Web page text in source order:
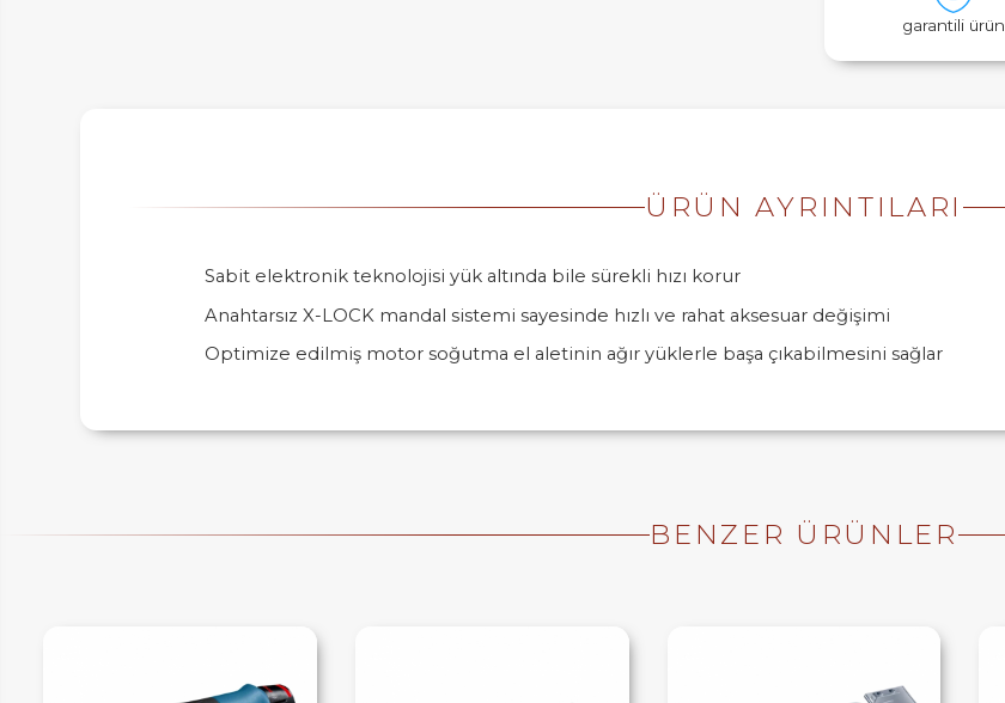
garantili ürün
ÜRÜN AYRINTILARI
Sabit elektronik teknolojisi yük altında bile sürekli hızı korur
Anahtarsız X-LOCK mandal sistemi sayesinde hızlı ve rahat aksesuar değişimi
Optimize edilmiş motor soğutma el aletinin ağır yüklerle başa çıkabilmesini sağlar
BENZER ÜRÜNLER